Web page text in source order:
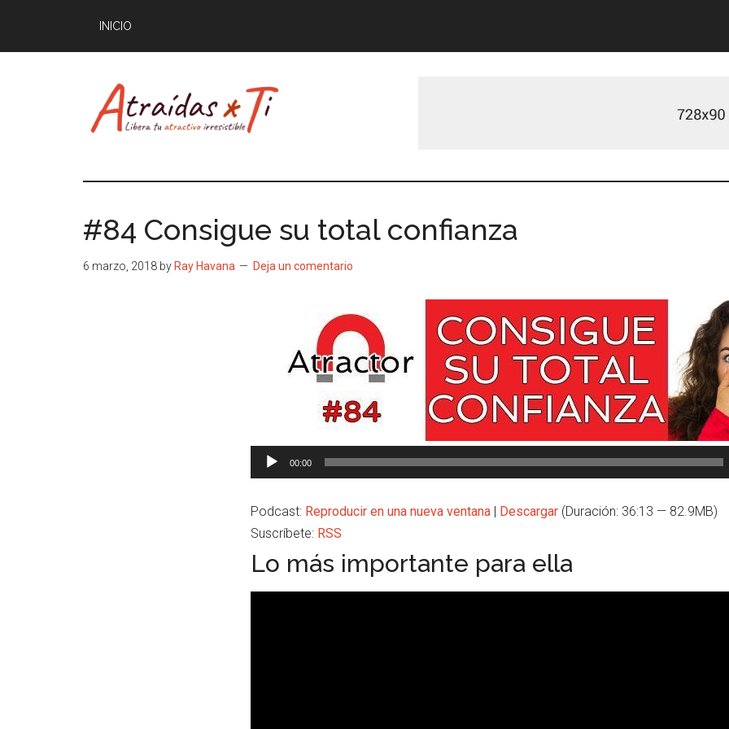
contenido
INICIO
ti
tu
masculino
irresistible
#84 Consigue su total confianza
6 marzo, 2018 by Ray Havana Deja un comentario
Reproductor
de
00:00
Podcast: Reproducir en una nueva ventana | Descargar (Duración: 36:13 — 82.9MB)
Suscríbete: RSS
Lo más importante para ella